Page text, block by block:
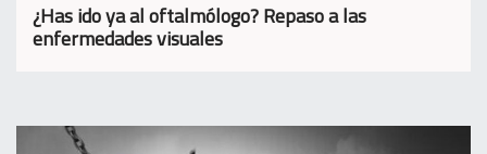
¿Has ido ya al oftalmólogo? Repaso a las
enfermedades visuales